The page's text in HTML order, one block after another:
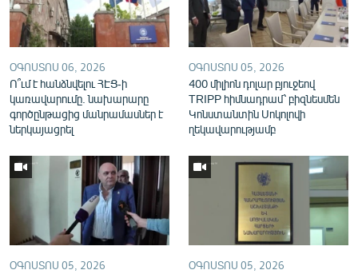
«Ազատության» բոլոր կայքերը
ՕԳՈՍՏՈՍ 06, 2026
Ո՞ւմ է հանձնվելու ՀԷՑ-ի
կառավարումը. նախարարը
գործընթացից մանրամասներ է
ներկայացրել
ՕԳՈՍՏՈՍ 05, 2026
400 միլիոն դոլար բյուջեով
TRIPP հիմնադրամ՝ բիզնեսմեն
Կոնստանտին Սոկոլովի
ղեկավարությամբ
ՕԳՈՍՏՈՍ 05, 2026 ՕԳՈՍՏՈՍ 05, 2026